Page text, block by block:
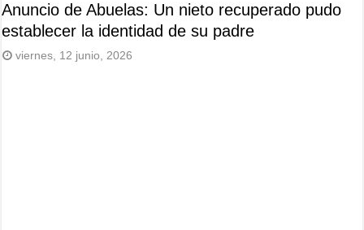
Anuncio de Abuelas: Un nieto recuperado pudo
establecer la identidad de su padre
viernes, 12 junio, 2026